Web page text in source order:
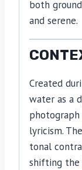
both
and serene.
Created
water as a
lyricism.
tonal
shifting the